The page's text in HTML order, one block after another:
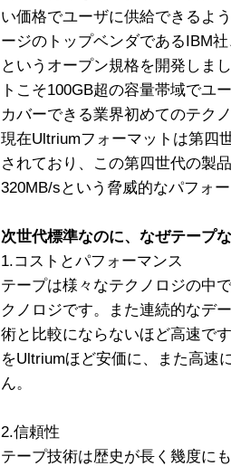
い価格でユーザに供給できるよ
ージのトップベンダであるIBM
というオープン規格を開発しま
トこそ100GB超の容量帯域でユ
カバーできる業界初めてのテク
現在Ultriumフォーマットは第四
されており、この第四世代の製
320MB/sという脅威的なパフォ
次世代標準なのに、なぜテープ
1.コストとパフォーマンス
テープは様々なテクノロジの中
クノロジです。また連続的なデ
術と比較にならないほど高速で
をUltriumほど安価に、また高速
ん。
2.信頼性
テープ技術は歴史が長く幾度に